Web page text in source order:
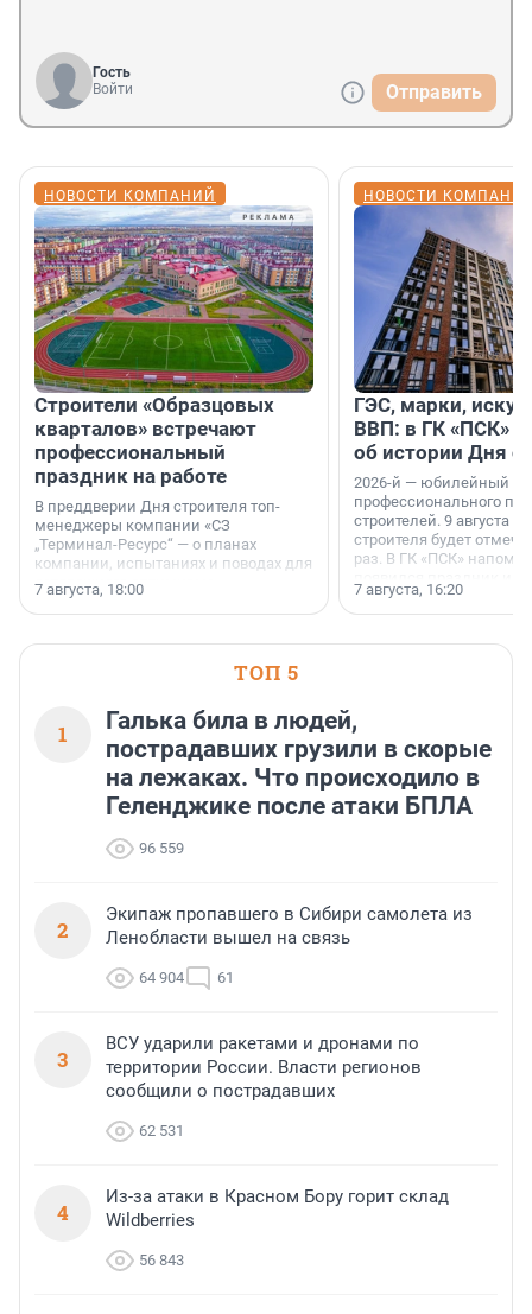
Гость
Войти
Отправить
НОВОСТИ КОМПАНИЙ
Строители «Образцовых
кварталов» встречают
профессиональный
праздник на работе
В преддверии Дня строителя топ-
менеджеры компании «СЗ
„Терминал-Ресурс“ — о планах
компании, испытаниях и поводах для
осторожного оптимизма.
7 августа, 18:00
НОВОСТИ
ГЭС, марки,
ВВП: в ГК «ПСК»
об истории Дня
2026-й — юбилейный
профессионального
строителей. 9 августа
строителя будет
раз. В ГК «ПСК»
поменялась роль
7 августа, 16:20
ТОП 5
1
Галька била в людей,
пострадавших грузили в скорые
на лежаках. Что происходило в
Геленджике после атаки БПЛА
96 559
2
Экипаж пропавшего в Сибири самолета из
Ленобласти вышел на связь
64 904 61
3
ВСУ ударили ракетами и дронами по
территории России. Власти регионов
сообщили о пострадавших
62 531
4
Из-за атаки в Красном Бору горит склад
Wildberries
56 843